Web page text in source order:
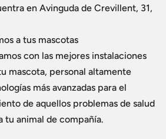
en Avinguda de Crevillent, 31,
a tus mascotas
con las mejores instalaciones
mascota, personal altamente
más avanzadas para el
de aquellos problemas de salud
tu animal de compañía.